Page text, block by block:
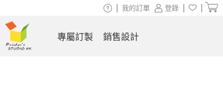
登錄
我的訂單
專屬訂製 銷售設計